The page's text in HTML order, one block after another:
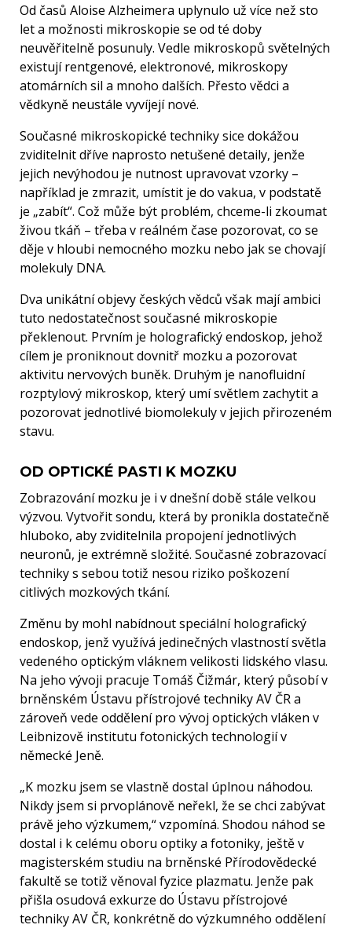
Od časů Aloise Alzheimera uplynulo už více než sto
let a možnosti mikroskopie se od té doby
neuvěřitelně posunuly. Vedle mikroskopů světelných
existují rentgenové, elektronové, mikroskopy
atomárních sil a mnoho dalších. Přesto vědci a
vědkyně neustále vyvíjejí nové.
Současné mikroskopické techniky sice dokážou
zviditelnit dříve naprosto netušené detaily, jenže
jejich nevýhodou je nutnost upravovat vzorky –
například je zmrazit, umístit je do vakua, v podstatě
je „zabít“. Což může být problém, chceme-li zkoumat
živou tkáň – třeba v reálném čase pozorovat, co se
děje v hloubi nemocného mozku nebo jak se chovají
molekuly DNA.
Dva unikátní objevy českých vědců však mají ambici
tuto nedostatečnost současné mikroskopie
překlenout. Prvním je holografický endoskop, jehož
cílem je proniknout dovnitř mozku a pozorovat
aktivitu nervových buněk. Druhým je nanofluidní
rozptylový mikroskop, který umí světlem zachytit a
pozorovat jednotlivé biomolekuly v jejich přirozeném
stavu.
OD OPTICKÉ PASTI K MOZKU
Zobrazování mozku je i v dnešní době stále velkou
výzvou. Vytvořit sondu, která by pronikla dostatečně
hluboko, aby zviditelnila propojení jednotlivých
neuronů, je extrémně složité. Současné zobrazovací
techniky s sebou totiž nesou riziko poškození
citlivých mozkových tkání.
Změnu by mohl nabídnout speciální holografický
endoskop, jenž využívá jedinečných vlastností světla
vedeného optickým vláknem velikosti lidského vlasu.
Na jeho vývoji pracuje Tomáš Čižmár, který působí v
brněnském Ústavu přístrojové techniky AV ČR a
zároveň vede oddělení pro vývoj optických vláken v
Leibnizově institutu fotonických technologií v
německé Jeně.
„K mozku jsem se vlastně dostal úplnou náhodou.
Nikdy jsem si prvoplánově neřekl, že se chci zabývat
právě jeho výzkumem,“ vzpomíná. Shodou náhod se
dostal i k celému oboru optiky a fotoniky, ještě v
magisterském studiu na brněnské Přírodovědecké
fakultě se totiž věnoval fyzice plazmatu. Jenže pak
přišla osudová exkurze do Ústavu přístrojové
techniky AV ČR, konkrétně do výzkumného oddělení